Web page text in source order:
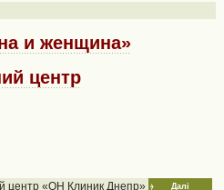
и женщина»
центр
Далі
центр «ОН Клиник Днепр»